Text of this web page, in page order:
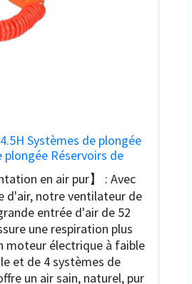
Systèmes de plongée
Réservoirs de
de plongée portables,
d'air étanche
un joueur)
en air pur】 : Avec
d'air, notre ventilateur de
entrée d'air de 52
une respiration plus
moteur électrique à faible
et de 4 systèmes de
un air sain, naturel, pur